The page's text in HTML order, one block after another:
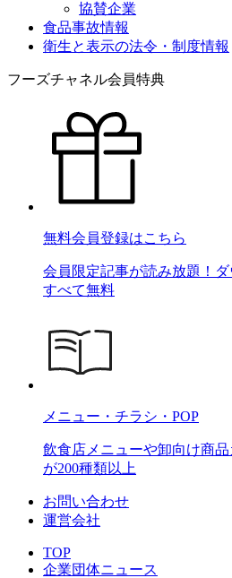
協賛企業
食品事故情報
衛生と表示の法令・制度情報
フーズチャネル会員特典
無料会員登録はこちら
会員限定記事が読み放題！
すべて無料
メニュー・チラシ・POP
飲食店メニューや卸向け商
が200種類以上
お問い合わせ
運営会社
TOP
企業団体ニュース